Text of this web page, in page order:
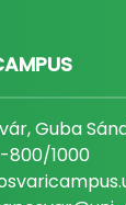
Guba
1000